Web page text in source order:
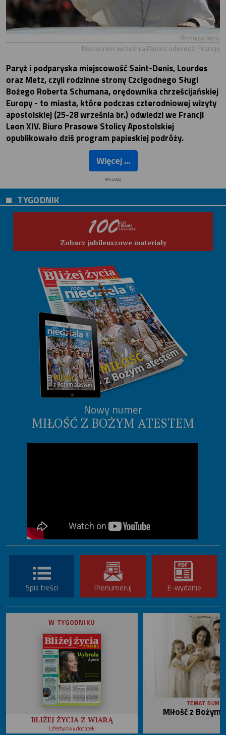
Vatican Media
Pod koniec września Papież odwiedzi Francję
Paryż i podparyska miejscowość Saint-Denis, Lourdes
oraz Metz, czyli rodzinne strony Czcigodnego Sługi
Bożego Roberta Schumana, orędownika chrześcijańskiej
Europy - to miasta, które podczas czterodniowej wizyty
apostolskiej (25-28 września br.) odwiedzi we Francji
Leon XIV. Biuro Prasowe Stolicy Apostolskiej
opublikowało dziś program papieskiej podróży.
Więcej ...
REKLAMA
TYGODNIK
Zobacz jubileuszowe materiały
Nowy numer
MIŁOŚĆ Z BOŻYM ATESTEM
Spis treści Prenumeruj E-wydanie
W TYGODNIKU
BLIŻEJ ŻYCIA Z WIARĄ
Lifestylowy dodatek
TEMAT
Miłość z